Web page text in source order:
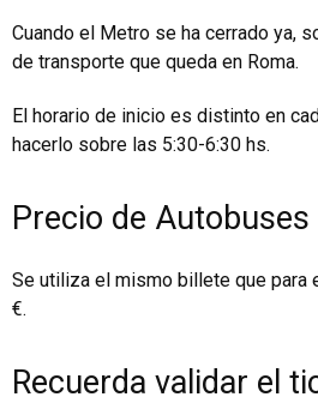
Cuando el Metro se ha cerrado ya,
de transporte que queda en Roma.
El horario de inicio es distinto en
hacerlo sobre las 5:30-6:30 hs.
Precio de Autobuses
Se utiliza el mismo billete que para
€.
Recuerda validar el